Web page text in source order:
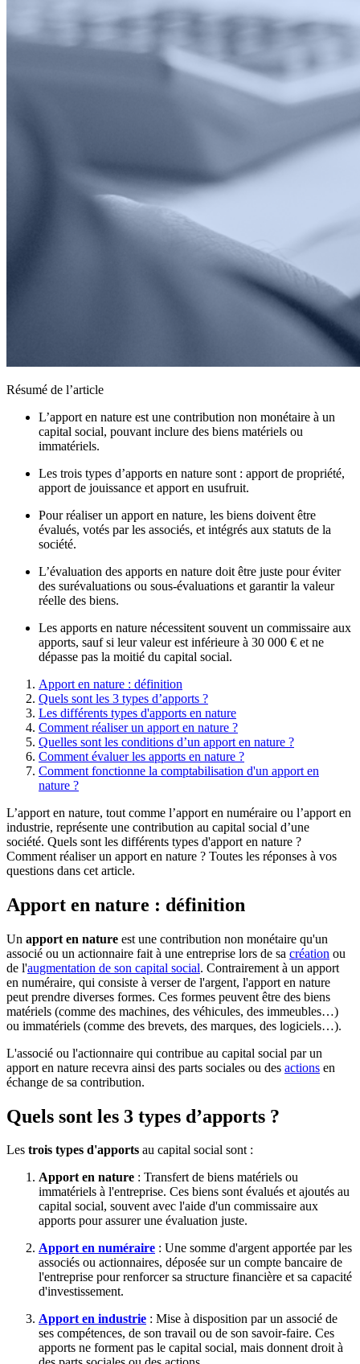
Résumé de l’article
L’apport en nature est une contribution non monétaire à un
capital social, pouvant inclure des biens matériels ou
immatériels.
Les trois types d’apports en nature sont : apport de propriété,
apport de jouissance et apport en usufruit.
Pour réaliser un apport en nature, les biens doivent être
évalués, votés par les associés, et intégrés aux statuts de la
société.
L’évaluation des apports en nature doit être juste pour éviter
des surévaluations ou sous-évaluations et garantir la valeur
réelle des biens.
Les apports en nature nécessitent souvent un commissaire aux
apports, sauf si leur valeur est inférieure à 30 000 € et ne
dépasse pas la moitié du capital social.
Apport en nature : définition
Quels sont les 3 types d’apports ?
Les différents types d'apports en nature
Comment réaliser un apport en nature ?
Quelles sont les conditions d’un apport en nature ?
Comment évaluer les apports en nature ?
Comment fonctionne la comptabilisation d'un apport en
nature ?
L’apport en nature, tout comme l’apport en numéraire ou l’apport en
industrie, représente une contribution au capital social d’une
société. Quels sont les différents types d'apport en nature ?
Comment réaliser un apport en nature ? Toutes les réponses à vos
questions dans cet article.
Apport en nature : définition
Un apport en nature est une contribution non monétaire qu'un
associé ou un actionnaire fait à une entreprise lors de sa création ou
de l'augmentation de son capital social. Contrairement à un apport
en numéraire, qui consiste à verser de l'argent, l'apport en nature
peut prendre diverses formes. Ces formes peuvent être des biens
matériels (comme des machines, des véhicules, des immeubles…)
ou immatériels (comme des brevets, des marques, des logiciels…).
L'associé ou l'actionnaire qui contribue au capital social par un
apport en nature recevra ainsi des parts sociales ou des actions en
échange de sa contribution.
Quels sont les 3 types d’apports ?
Les trois types d'apports au capital social sont :
Apport en nature : Transfert de biens matériels ou
immatériels à l'entreprise. Ces biens sont évalués et ajoutés au
capital social, souvent avec l'aide d'un commissaire aux
apports pour assurer une évaluation juste.
Apport en numéraire : Une somme d'argent apportée par les
associés ou actionnaires, déposée sur un compte bancaire de
l'entreprise pour renforcer sa structure financière et sa capacité
d'investissement.
Apport en industrie : Mise à disposition par un associé de
ses compétences, de son travail ou de son savoir-faire. Ces
apports ne forment pas le capital social, mais donnent droit à